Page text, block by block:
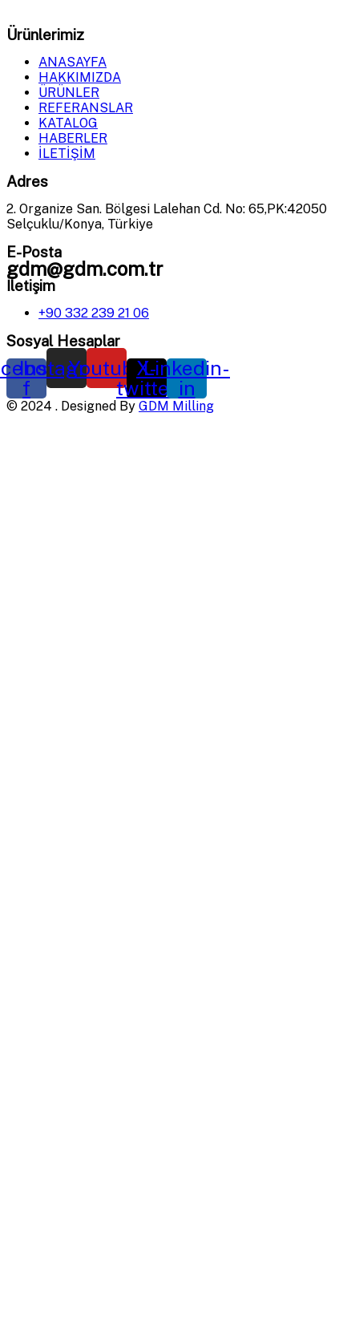
Ürünlerimiz
ANASAYFA
HAKKIMIZDA
ÜRÜNLER
REFERANSLAR
KATALOG
HABERLER
İLETİŞİM
Adres
2. Organize San. Bölgesi Lalehan Cd. No: 65,PK:42050
Selçuklu/Konya, Türkiye
E-Posta
gdm@gdm.com.tr
İletişim
+90 332 239 21 06
Sosyal Hesaplar
f
Instagram
YoutubeX-
twitter
Linkedin-
in
© 2024 . Designed By GDM Milling